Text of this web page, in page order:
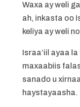
Waxa ay weli
ah, inkasta oo
keliya ay weli
Israa’iil ayaa
maxaabiis
sanado u
haystayaasha.